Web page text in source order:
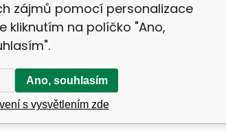
zájmů pomocí personalizace
kliknutím na políčko "Ano,
Ano, souhlasím
s vysvětlením zde